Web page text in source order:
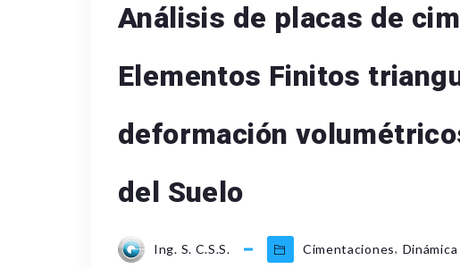
Análisis de placas de
Elementos Finitos
deformación
del Suelo
Ing. S. C.S.S. Cimentaciones,